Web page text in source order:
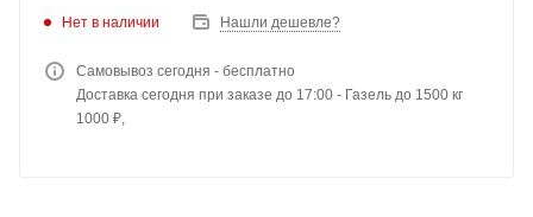
Нет в наличии Нашли дешевле?
Самовывоз сегодня - бесплатно
Доставка сегодня при заказе до 17:00 - Газель до 1500 кг
1000 ₽,